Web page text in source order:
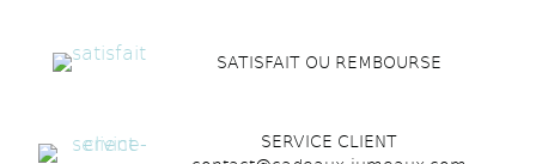
SATISFAIT OU REMBOURSE
SERVICE CLIENT